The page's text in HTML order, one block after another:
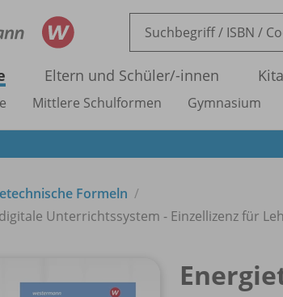
Eltern und Schüler/-innen Kita
Mittlere Schulformen Gymnasium
Formeln
Unterrichtssystem - Einzellizenz für